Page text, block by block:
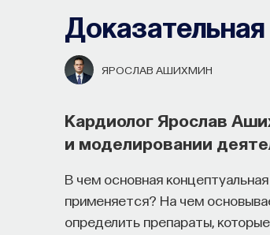
ЯРОСЛАВ АШИХМИН
Кардиолог Ярослав
и моделировании
В чем основная
применяется? На чем
определить препараты,
Почти треть жизни мы